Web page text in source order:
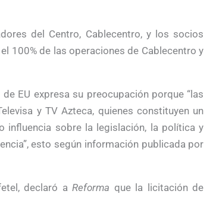
del Centro, Cablecentro, y los socios
100% de las operaciones de Cablecentro y
EU expresa su preocupación porque “las
y TV Azteca, quienes constituyen un
influencia sobre la legislación, la política y
esto según información publicada por
declaró aReforma que la licitación de